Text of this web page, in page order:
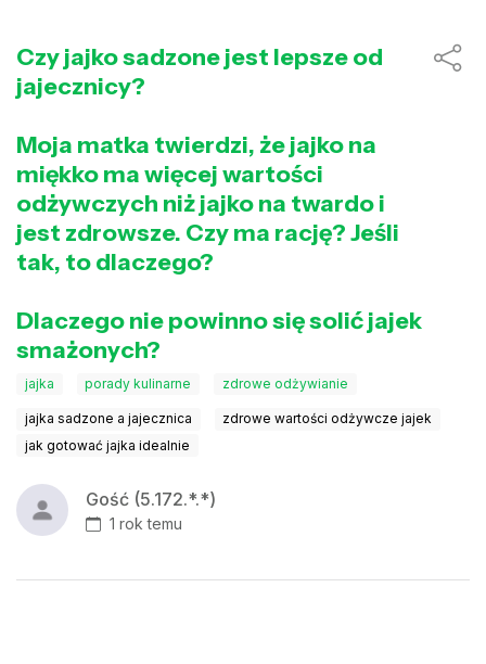
Czy jajko sadzone jest lepsze od
jajecznicy?
Moja matka twierdzi, że jajko na
miękko ma więcej wartości
odżywczych niż jajko na twardo i
jest zdrowsze. Czy ma rację? Jeśli
tak, to dlaczego?
Dlaczego nie powinno się solić jajek
smażonych?
jajka porady kulinarne zdrowe odżywianie
jajka sadzone a jajecznica
zdrowe wartości odżywcze jajek
jak gotować jajka idealnie
Gość (5.172.*.*)
1 rok temu